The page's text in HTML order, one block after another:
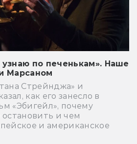
по печенькам». Наше
Марсаном
Стрейнджа» и
как его занесло в
«Эбигейл», почему
и чем
и американское